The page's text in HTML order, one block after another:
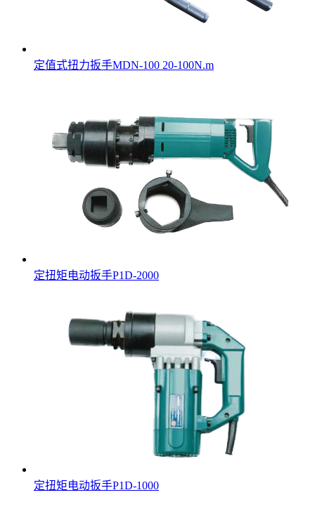
定值式扭力扳手MDN-100 20-100N.m
定扭矩电动扳手P1D-2000
定扭矩电动扳手P1D-1000